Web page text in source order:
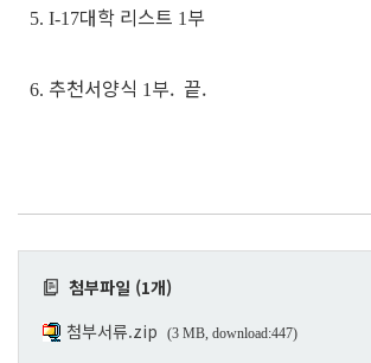
5. I-17대학 리스트 1 부
6. 추천서양식 1 부. 끝.
첨부파일 (1개)
첨부서류.zip
(3 MB, download:447)